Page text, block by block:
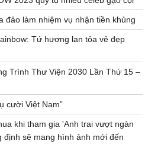
đảo làm nhiệm vụ nhận tiền khủng
Tứ hương lan tỏa vẻ đẹp
Trình Thư Viện 2030 Lần Thứ 15 –
cười Việt Nam”
khi tham gia 'Anh trai vượt ngàn
định sẽ mang hình ảnh mới đến